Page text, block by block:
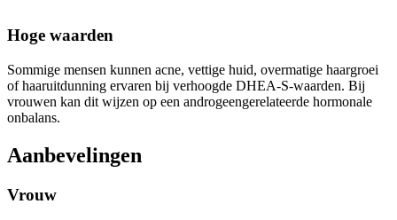
Hoge waarden
Sommige mensen kunnen acne, vettige huid, overmatige haargroei
of haaruitdunning ervaren bij verhoogde DHEA-S-waarden. Bij
vrouwen kan dit wijzen op een androgeengerelateerde hormonale
onbalans.
Aanbevelingen
Vrouw